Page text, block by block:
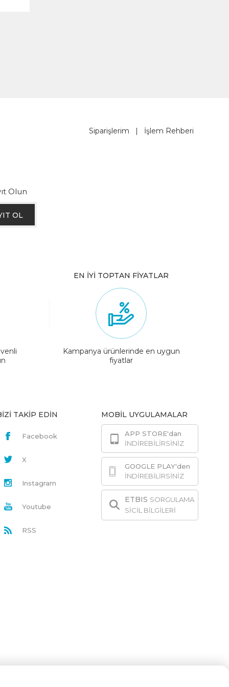
Siparişlerim | İşlem Rehberi
Olun
OL
EN İYİ TOPTAN FİYATLAR
Kampanya ürünlerinde en uygun
fiyatlar
TAKİP EDİN
Facebook
X
Instagram
Youtube
RSS
MOBİL UYGULAMALAR
APP STORE'dan
İNDİREBİLİRSİNİZ
GOOGLE PLAY'den
İNDİREBİLİRSİNİZ
ETBIS SORGULAMA
SİCİL BİLGİLERİ